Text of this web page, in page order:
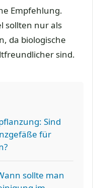
Empfehlung.
sollten nur als
da biologische
sind.
Sind
für
sollte man